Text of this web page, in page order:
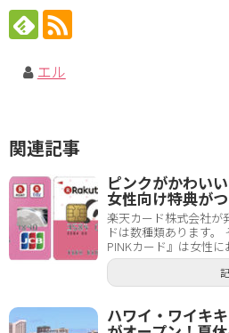
エル
関連記事
ピンクがかわい
女性向け特典が
楽天カード株式会社が
ドは数種類あります
PINKカード』は女性に
ハワイ・ワイキ